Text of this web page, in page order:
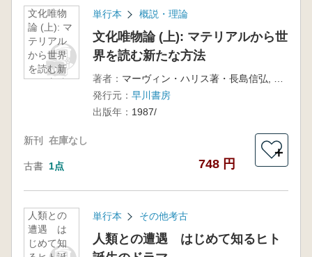
文化唯物
論 (上): マ
テリアル
から世界
を読む新
たな方法
単行本 概説・理論
文化唯物論 (上): マテリアルから世
界を読む新たな方法
著者：
発行元： 早川書房
出版年： 1987/
新刊 在庫なし
古書 1点 748 円
＋
人類との
遭遇 は
じめて知
単行本 その他考古
人類との遭遇 はじめて知るヒト